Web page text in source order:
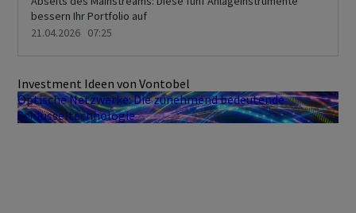
bessern Ihr Portfolio auf
21.04.2026 07:25
Investment Ideen von Vontobel
Optische Netzwerke: Die zunehmend bedeutende
Schlüsseltechnologie